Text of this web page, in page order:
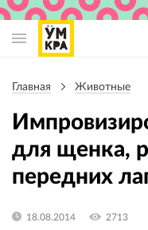
навигации
Главная Животные
для щенка,
передних
18.08.2014 2713